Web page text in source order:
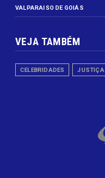
VALPARAISO DE GOIÁS
VEJA TAMBÉM
CELEBRIDADES JUSTIÇA